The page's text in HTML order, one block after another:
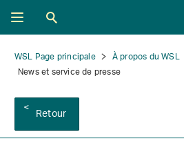
WSL Page principale
À propos du WSL
News et service de presse
Retour